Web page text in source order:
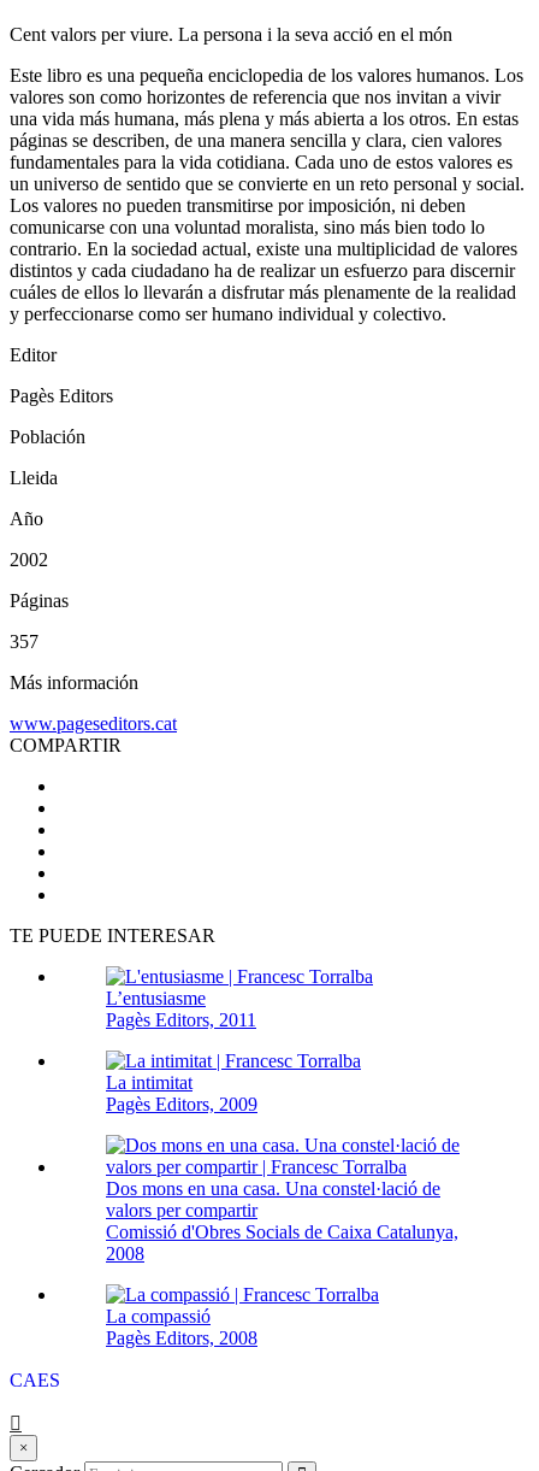
Cent valors per viure. La persona i la seva acció en el món
Este libro es una pequeña enciclopedia de los valores humanos. Los
valores son como horizontes de referencia que nos invitan a vivir
una vida más humana, más plena y más abierta a los otros. En estas
páginas se describen, de una manera sencilla y clara, cien valores
fundamentales para la vida cotidiana. Cada uno de estos valores es
un universo de sentido que se convierte en un reto personal y social.
Los valores no pueden transmitirse por imposición, ni deben
comunicarse con una voluntad moralista, sino más bien todo lo
contrario. En la sociedad actual, existe una multiplicidad de valores
distintos y cada ciudadano ha de realizar un esfuerzo para discernir
cuáles de ellos lo llevarán a disfrutar más plenamente de la realidad
y perfeccionarse como ser humano individual y colectivo.
Editor
Pagès Editors
Población
Lleida
Año
2002
Páginas
357
Más información
www.pageseditors.cat
COMPARTIR
TE PUEDE INTERESAR
L’entusiasme
Pagès Editors, 2011
La intimitat
Pagès Editors, 2009
Dos mons en una casa. Una constel·lació de
valors per compartir
Comissió d'Obres Socials de Caixa Catalunya,
2008
La compassió
Pagès Editors, 2008
CAES
×